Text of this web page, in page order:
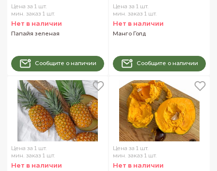
Цена за 1 шт.
мин. заказ 1 шт.
Нет в наличии
Папайя зеленая
Сообщите о наличии
Цена за 1 шт.
мин. заказ 1 шт.
Нет в наличии
Манго Голд
Сообщите о наличии
Цена за 1 шт.
мин. заказ 1 шт.
Нет в наличии
Цена за 1 шт.
мин. заказ 1 шт.
Нет в наличии